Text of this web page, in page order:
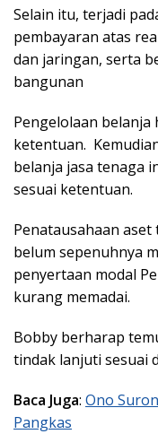
Selain itu, terjadi
pembayaran atas
dan jaringan, serta
bangunan
Pengelolaan belanja
ketentuan.
belanja jasa tenaga
sesuai ketentuan.
Penatausahaan
belum sepenuhnya
penyertaan modal
kurang memadai.
Bobby berharap
tindak lanjuti sesuai
Baca Juga: Ono
Pangkas